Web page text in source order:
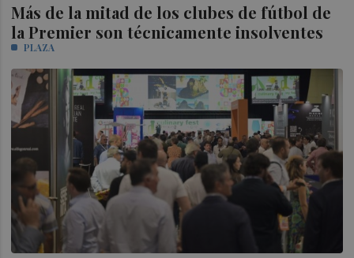
Más de la mitad de los clubes de fútbol de
la Premier son técnicamente insolventes
PLAZA